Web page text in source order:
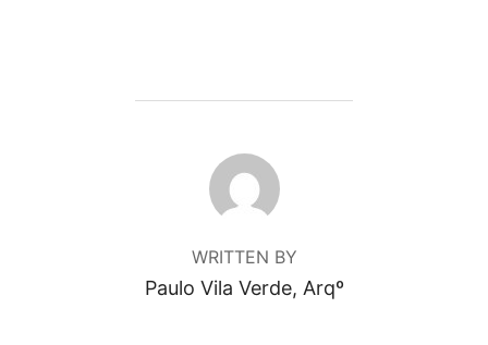
POST AUTHOR
WRITTEN BY
Paulo Vila Verde, Arqº